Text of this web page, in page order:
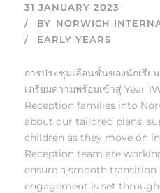
31 JANUARY 2023
BY NORWICH
EARLY YEARS
การประชุมเลื่อนชั้นของนักเรีย
เตรียมความพร้อมเข้าสู่ Year
Reception families into
about our tailored plans,
children as they move on
Reception team are
ensure a smooth
engagement is set